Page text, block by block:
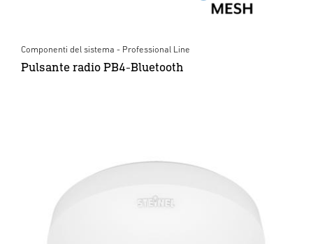
Componenti del sistema - Professional Line
Pulsante radio PB4-Bluetooth